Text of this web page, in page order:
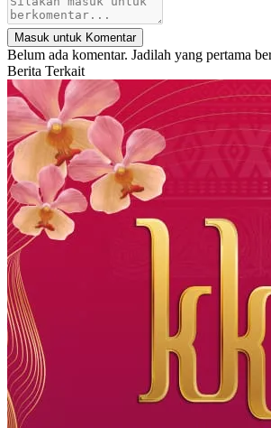
Masuk untuk Komentar
Belum ada komentar. Jadilah yang pertama
Berita Terkait